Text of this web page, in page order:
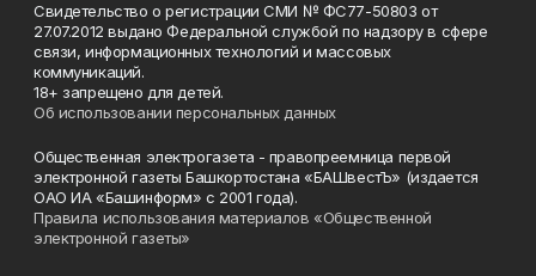
Свидетельство о регистрации СМИ № ФС77-50803 от
27.07.2012 выдано Федеральной службой по надзору в сфере
связи, информационных технологий и массовых
коммуникаций.
18+ запрещено для детей.
Об использовании персональных данных
Общественная электрогазета - правопреемница первой
электронной газеты Башкортостана «БАШвестЪ» (издается
ОАО ИА «Башинформ» с 2001 года).
Правила использования материалов «Общественной
электронной газеты»